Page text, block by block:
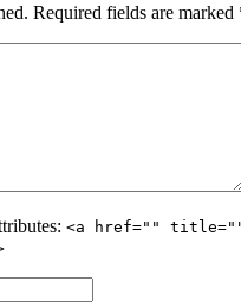
Required fields are marked
<a href=""